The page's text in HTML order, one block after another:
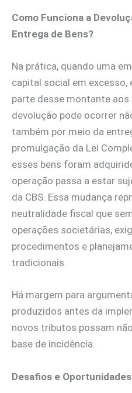
Como Funciona a
Entrega de Bens?
Na prática, quando uma
capital social em excesso,
parte desse montante
devolução pode ocorrer
também por meio da
promulgação da Lei
esses bens foram
operação passa a estar
da CBS. Essa mudança
neutralidade fiscal que
operações societárias,
procedimentos e
tradicionais.
Há margem para
produzidos antes da
novos tributos possam
base de incidência.
Desafios e